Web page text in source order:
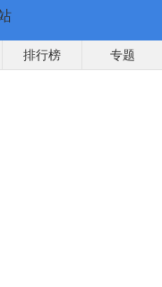
排行榜 专题